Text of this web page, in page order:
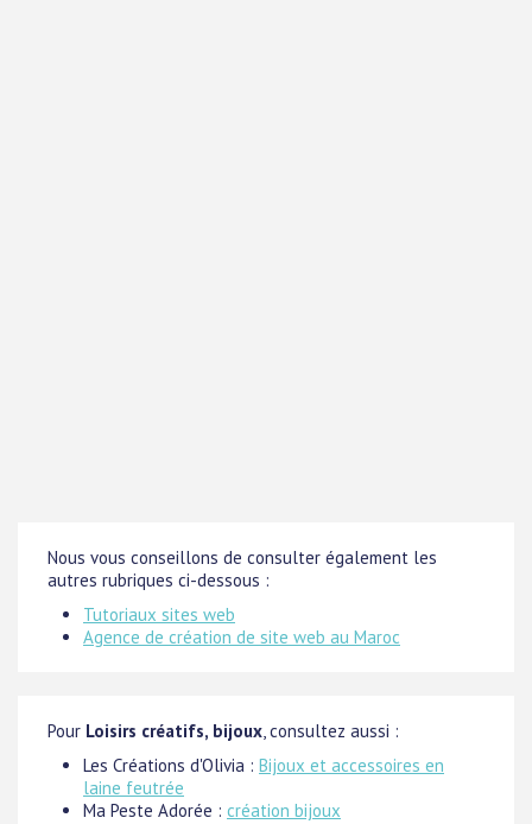
Nous vous conseillons de consulter également les
autres rubriques ci-dessous :
Tutoriaux sites web
Agence de création de site web au Maroc
Pour Loisirs créatifs, bijoux, consultez aussi :
Les Créations d'Olivia : Bijoux et accessoires en
laine feutrée
Ma Peste Adorée : création bijoux